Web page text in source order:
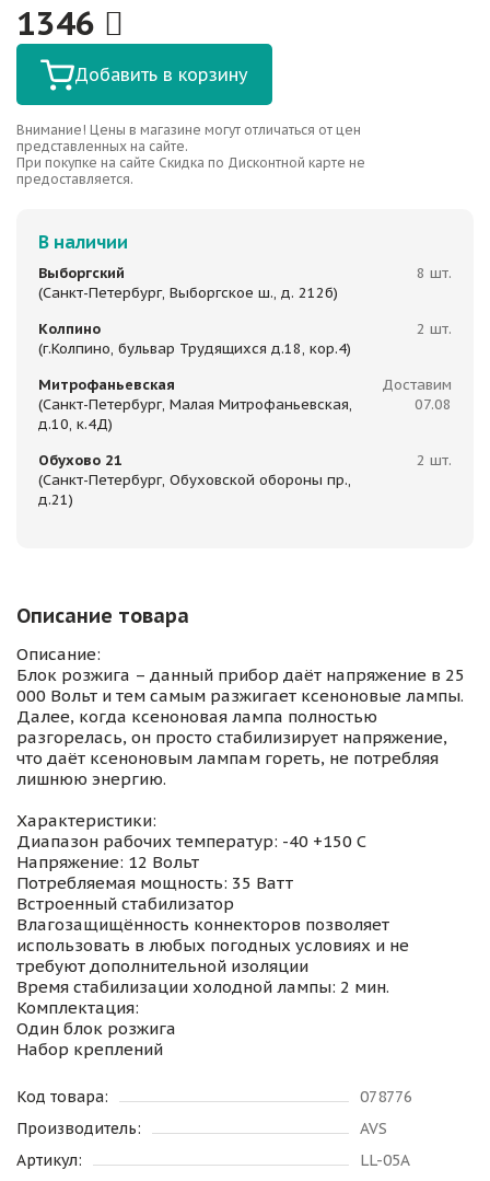
1346
Добавить в корзину
Внимание! Цены в магазине могут отличаться от цен
представленных на сайте.
При покупке на сайте Скидка по Дисконтной карте не
предоставляется.
В наличии
Выборгский
(Санкт-Петербург, Выборгское ш., д. 212б)
8 шт.
Колпино
(г.Колпино, бульвар Трудящихся д.18, кор.4)
2 шт.
Митрофаньевская
(Санкт-Петербург, Малая Митрофаньевская,
д.10, к.4Д)
Доставим
07.08
Обухово 21
(Санкт-Петербург, Обуховской обороны пр.,
д.21)
2 шт.
Описание товара
Описание:
Блок розжига – данный прибор даёт напряжение в 25
000 Вольт и тем самым разжигает ксеноновые лампы.
Далее, когда ксеноновая лампа полностью
разгорелась, он просто стабилизирует напряжение,
что даёт ксеноновым лампам гореть, не потребляя
лишнюю энергию.
Характеристики:
Диапазон рабочих температур: -40 +150 С
Напряжение: 12 Вольт
Потребляемая мощность: 35 Ватт
Встроенный стабилизатор
Влагозащищённость коннекторов позволяет
использовать в любых погодных условиях и не
требуют дополнительной изоляции
Время стабилизации холодной лампы: 2 мин.
Комплектация:
Один блок розжига
Набор креплений
Код товара:
078776
Производитель:
AVS
Артикул:
LL-05A